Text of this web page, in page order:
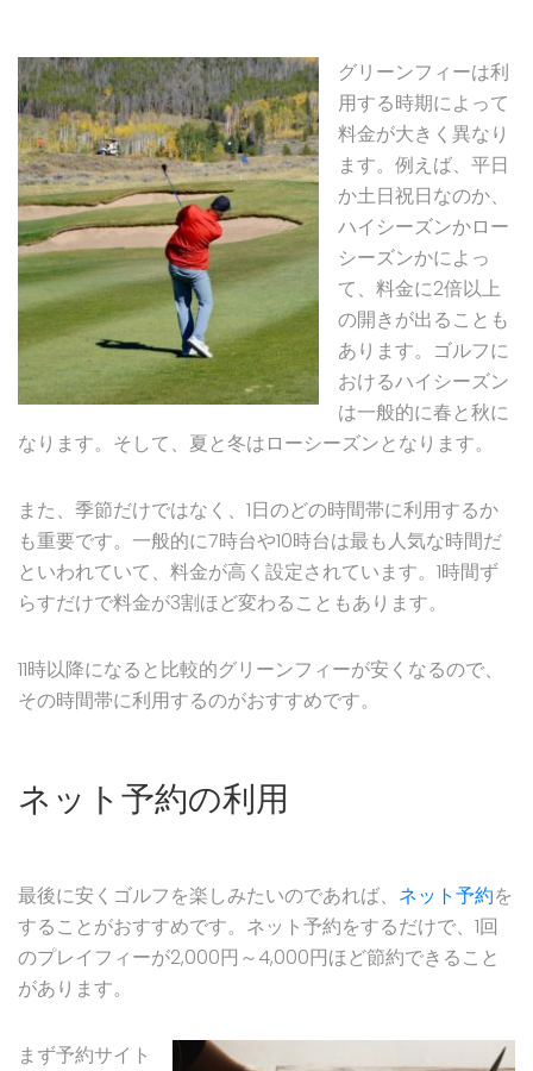
グリーンフィーは利
用する時期によって
料金が大きく異なり
ます。例えば、平日
か土日祝日なのか、
ハイシーズンかロー
シーズンかによっ
て、料金に2倍以上
の開きが出ることも
あります。ゴルフに
おけるハイシーズン
は一般的に春と秋に
なります。そして、夏と冬はローシーズンとなります。
また、季節だけではなく、1日のどの時間帯に利用するか
も重要です。一般的に7時台や10時台は最も人気な時間だ
といわれていて、料金が高く設定されています。1時間ず
らすだけで料金が3割ほど変わることもあります。
11時以降になると比較的グリーンフィーが安くなるので、
その時間帯に利用するのがおすすめです。
ネット予約の利用
最後に安くゴルフを楽しみたいのであれば、 ネット予約を
することがおすすめです。ネット予約をするだけで、1回
のプレイフィーが2,000円～4,000円ほど節約できること
があります。
まず予約サイト